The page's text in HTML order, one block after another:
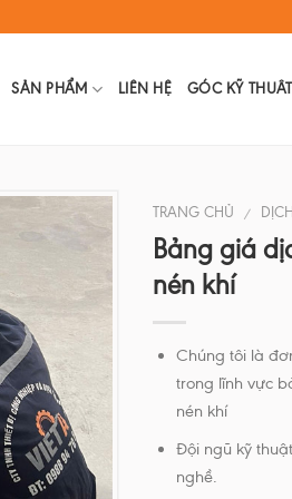
SẢN PHẨM LIÊN HỆ GÓC KỸ THUÂT
TRANG CHỦ /
Bảng giá
nén khí
Chúng tôi là
trong lĩnh vực
nén khí
Đội ngũ kỹ
nghề.